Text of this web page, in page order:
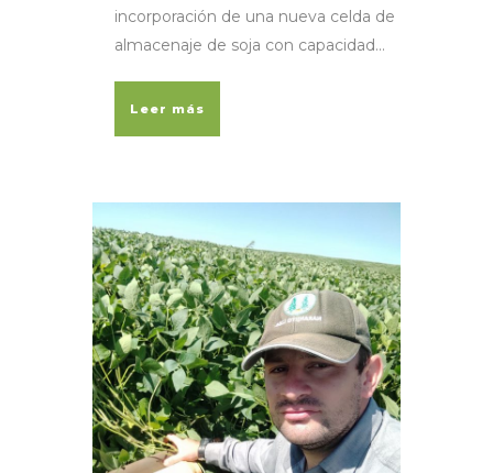
incorporación de una nueva celda de
almacenaje de soja con capacidad...
Leer más